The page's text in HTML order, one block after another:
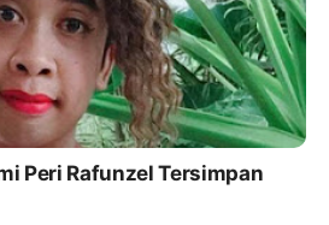
Peri Rafunzel Tersimpan